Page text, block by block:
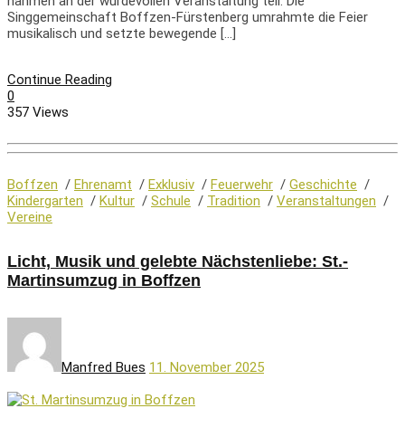
Singgemeinschaft Boffzen-Fürstenberg umrahmte die Feier
musikalisch und setzte bewegende […]
Continue Reading
0
357 Views
Boffzen / Ehrenamt / Exklusiv / Feuerwehr / Geschichte /
Kindergarten / Kultur / Schule / Tradition / Veranstaltungen /
Vereine
Licht, Musik und gelebte Nächstenliebe: St.-
Martinsumzug in Boffzen
Manfred Bues 11. November 2025